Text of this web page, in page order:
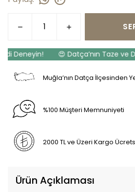
Deneyin! 😍 Datça’nın Taze ve
Muğla’nın Datça İlçesinden
%100 Müşteri Memnuniyeti
2000 TL ve Üzeri Kargo
Ürün Açıklaması